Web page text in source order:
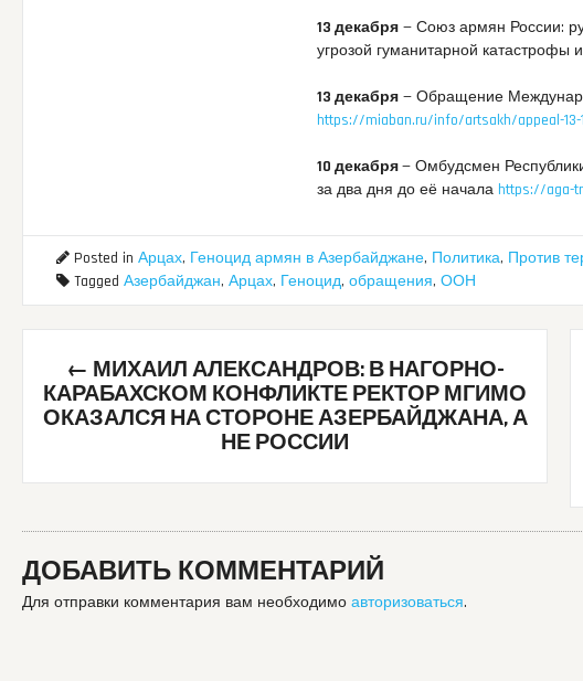
13 декабря — Союз армян России:
угрозой гуманитарной катастрофы
13 декабря — Обращение
https://miaban.ru/info/artsakh/appeal-13-
10 декабря— Омбудсмен
за два дня до её начала https://aga-
Posted in Арцах, Геноцид армян в Азербайджане, Политика, Против
Tagged Азербайджан, Арцах, Геноцид, обращения, ООН
Post
navigation
← МИХАИЛ АЛЕКСАНДРОВ: В НАГОРНО-
КАРАБАХСКОМ КОНФЛИКТЕ РЕКТОР МГИМО
ОКАЗАЛСЯ НА СТОРОНЕ АЗЕРБАЙДЖАНА, А
НЕ РОССИИ
ДОБАВИТЬ КОММЕНТАРИЙ
Для отправки комментария вам необходимо авторизоваться.